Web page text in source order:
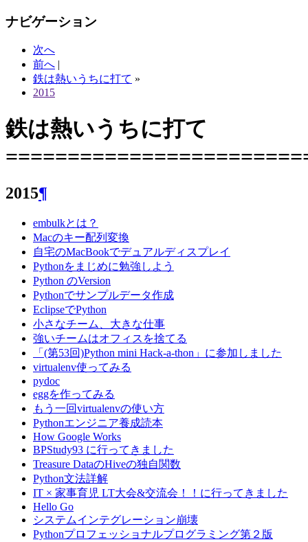
ナビゲーション
次へ
前へ |
鉄は熱いうちに打て »
2015
鉄は熱いうちに打て
2015¶
embulkとは？
Macのキー配列変換
自宅のMacBookでデュアルディスプレイ
Pythonをまじめに勉強しよう
Python のVersion
Pythonでサンプルデータ作成
EclipseでPython
小さなチーム、大きな仕事
強いチームはオフィスを捨てる
「(第53回)Python mini Hack-a-thon」に参加しました
virtualenv使ってみる
pydoc
eggを作ってみる
もう一回virtualenvの使い方
Pythonエンジニア養成読本
How Google Works
BPStudy93 に行ってきました
Treasure DataのHiveの独自関数
Python文法詳解
IT × 家事育児 LT大会&交流会！！に行ってきました
Hello Go
システムインテグレーション崩壊
Pythonプロフェッショナルプログラミング第２版